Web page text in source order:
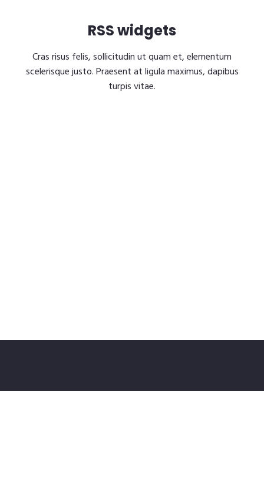
RSS widgets
Cras risus felis, sollicitudin ut quam et, elementum
scelerisque justo. Praesent at ligula maximus, dapibus
turpis vitae.